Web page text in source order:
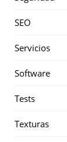
SEO
Servicios
Software
Tests
Texturas